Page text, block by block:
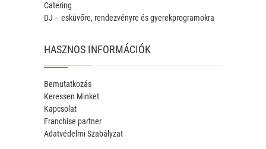
Catering
DJ – esküvőre, rendezvényre és gyerekprogramokra
HASZNOS INFORMÁCIÓK
Bemutatkozás
Keressen Minket
Kapcsolat
Franchise partner
Adatvédelmi Szabályzat